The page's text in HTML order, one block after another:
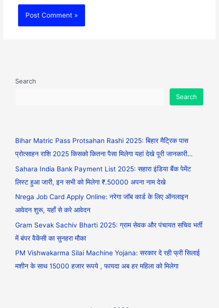
Search
Search
Bihar Matric Pass Protsahan Rashi 2025: बिहार मैट्रिक पास
प्रोत्साहन राशि 2025 किसको कितना पैसा मिलेगा यहां देखे पूरी जानकारी…
Sahara India Bank Payment List 2025: सहारा इंडिया बैंक पेमेंट
लिस्ट हुआ जारी, इन सभी को मिलेगा ₹.50000 अपना नाम देखे
Nrega Job Card Apply Online: नरेगा जॉब कार्ड के लिए ऑनलाइन
आवेदन शुरू, यहाँ से करे आवेदन
Gram Sevak Sachiv Bharti 2025: ग्राम सेवक और पंचायत सचिव भर्ती
में बंपर वैकेंसी का सुनहरा मौका
PM Vishwakarma Silai Machine Yojana: सरकार दे रही फ्री सिलाई
मशीन के साथ 15000 हजार रूपये , फायदा अब हर महिला को मिलेगा